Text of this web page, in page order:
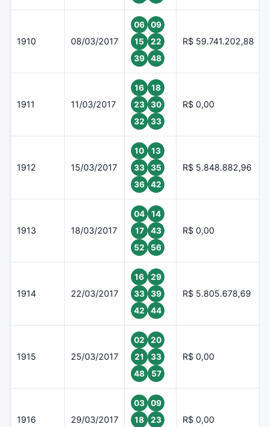
1910 08/03/2017
06
09
15
22
39
48
R$ 59.741.202,88
1911 11/03/2017
16
18
23
30
32
33
R$ 0,00
1912 15/03/2017
10
13
33
35
36
42
R$ 5.848.882,96
1913 18/03/2017
04
14
17
43
52
56
R$ 0,00
1914 22/03/2017
16
29
33
39
42
44
R$ 5.805.678,69
1915 25/03/2017
02
20
21
33
48
57
R$ 0,00
1916 29/03/2017
03
09
18
23
R$ 0,00